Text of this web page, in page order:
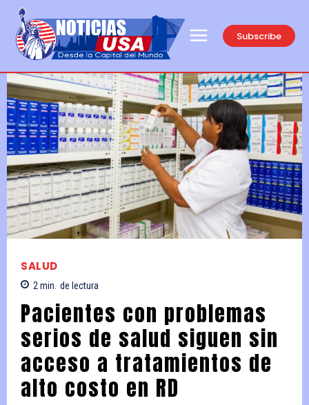
Subscribe
SALUD
2min. de lectura
Pacientes con problemas
serios de salud siguen sin
acceso a tratamientos de
alto costo en RD